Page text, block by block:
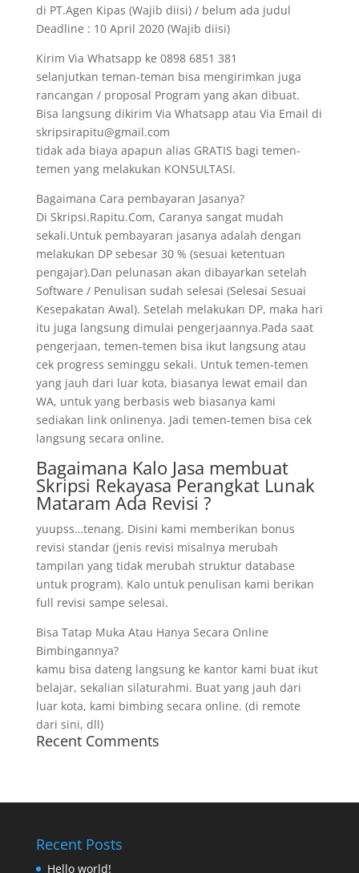
di PT.Agen Kipas (Wajib diisi) / belum ada judul
Deadline : 10 April 2020 (Wajib diisi)
Kirim Via Whatsapp ke 0898 6851 381
selanjutkan teman-teman bisa mengirimkan juga
rancangan / proposal Program yang akan dibuat.
Bisa langsung dikirim Via Whatsapp atau Via Email di
skripsirapitu@gmail.com
tidak ada biaya apapun alias GRATIS bagi temen-
temen yang melakukan KONSULTASI.
Bagaimana Cara pembayaran Jasanya?
Di Skripsi.Rapitu.Com, Caranya sangat mudah
sekali.Untuk pembayaran jasanya adalah dengan
melakukan DP sebesar 30 % (sesuai ketentuan
pengajar).Dan pelunasan akan dibayarkan setelah
Software / Penulisan sudah selesai (Selesai Sesuai
Kesepakatan Awal). Setelah melakukan DP, maka hari
itu juga langsung dimulai pengerjaannya.Pada saat
pengerjaan, temen-temen bisa ikut langsung atau
cek progress seminggu sekali. Untuk temen-temen
yang jauh dari luar kota, biasanya lewat email dan
WA, untuk yang berbasis web biasanya kami
sediakan link onlinenya. Jadi temen-temen bisa cek
langsung secara online.
Bagaimana Kalo Jasa membuat
Skripsi Rekayasa Perangkat Lunak
Mataram Ada Revisi ?
yuupss…tenang. Disini kami memberikan bonus
revisi standar (jenis revisi misalnya merubah
tampilan yang tidak merubah struktur database
untuk program). Kalo untuk penulisan kami berikan
full revisi sampe selesai.
Bisa Tatap Muka Atau Hanya Secara Online
Bimbingannya?
kamu bisa dateng langsung ke kantor kami buat ikut
belajar, sekalian silaturahmi. Buat yang jauh dari
luar kota, kami bimbing secara online. (di remote
dari sini, dll)
Recent Comments
Recent Posts
Hello world!